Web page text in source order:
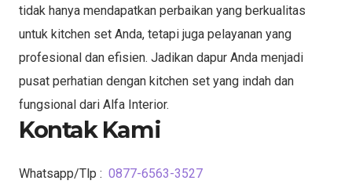
tidak hanya mendapatkan perbaikan yang berkualitas
untuk kitchen set Anda, tetapi juga pelayanan yang
profesional dan efisien. Jadikan dapur Anda menjadi
pusat perhatian dengan kitchen set yang indah dan
fungsional dari Alfa Interior.
Kontak Kami
Whatsapp/Tlp : 0877-6563-3527